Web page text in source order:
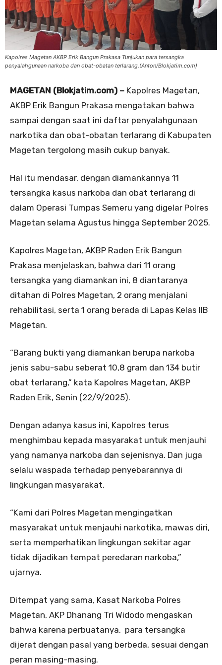
Kapolres Magetan AKBP Erik Bangun Prakasa Tunjukan para tersangka
penyalahgunaan narkoba dan obat-obatan terlarang.(Anton/Blokjatim.com)
MAGETAN (Blokjatim.com) – Kapolres Magetan,
AKBP Erik Bangun Prakasa mengatakan bahwa
sampai dengan saat ini daftar penyalahgunaan
narkotika dan obat-obatan terlarang di Kabupaten
Magetan tergolong masih cukup banyak.
Hal itu mendasar, dengan diamankannya 11
tersangka kasus narkoba dan obat terlarang di
dalam Operasi Tumpas Semeru yang digelar Polres
Magetan selama Agustus hingga September 2025.
Kapolres Magetan, AKBP Raden Erik Bangun
Prakasa menjelaskan, bahwa dari 11 orang
tersangka yang diamankan ini, 8 diantaranya
ditahan di Polres Magetan, 2 orang menjalani
rehabilitasi, serta 1 orang berada di Lapas Kelas IIB
Magetan.
“Barang bukti yang diamankan berupa narkoba
jenis sabu-sabu seberat 10,8 gram dan 134 butir
obat terlarang,” kata Kapolres Magetan, AKBP
Raden Erik, Senin (22/9/2025).
Dengan adanya kasus ini, Kapolres terus
menghimbau kepada masyarakat untuk menjauhi
yang namanya narkoba dan sejenisnya. Dan juga
selalu waspada terhadap penyebarannya di
lingkungan masyarakat.
“Kami dari Polres Magetan mengingatkan
masyarakat untuk menjauhi narkotika, mawas diri,
serta memperhatikan lingkungan sekitar agar
tidak dijadikan tempat peredaran narkoba,”
ujarnya.
Ditempat yang sama, Kasat Narkoba Polres
Magetan, AKP Dhanang Tri Widodo mengaskan
bahwa karena perbuatanya, para tersangka
dijerat dengan pasal yang berbeda, sesuai dengan
peran masing-masing.